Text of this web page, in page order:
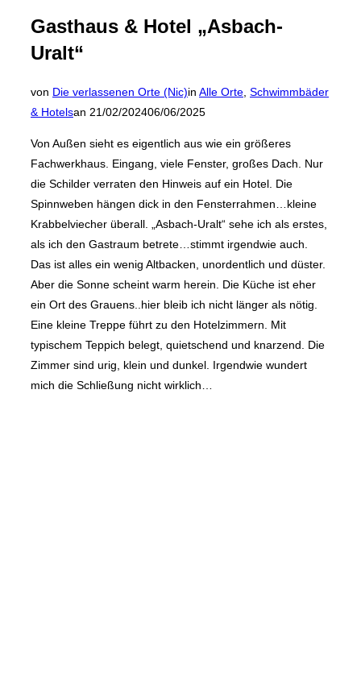
Gasthaus & Hotel „Asbach-
Uralt“
von Die verlassenen Orte (Nic)in Alle Orte Schwimmbäder
& Hotelsan Veröffentlicht
21/02/202406/06/2025
Von Außen sieht es eigentlich aus wie ein größeres
Fachwerkhaus. Eingang, viele Fenster, großes Dach. Nur
die Schilder verraten den Hinweis auf ein Hotel. Die
Spinnweben hängen dick in den Fensterrahmen…kleine
Krabbelviecher überall. „Asbach-Uralt“ sehe ich als erstes,
als ich den Gastraum betrete…stimmt irgendwie auch.
Das ist alles ein wenig Altbacken, unordentlich und düster.
Aber die Sonne scheint warm herein. Die Küche ist eher
ein Ort des Grauens..hier bleib ich nicht länger als nötig.
Eine kleine Treppe führt zu den Hotelzimmern. Mit
typischem Teppich belegt, quietschend und knarzend. Die
Zimmer sind urig, klein und dunkel. Irgendwie wundert
mich die Schließung nicht wirklich…